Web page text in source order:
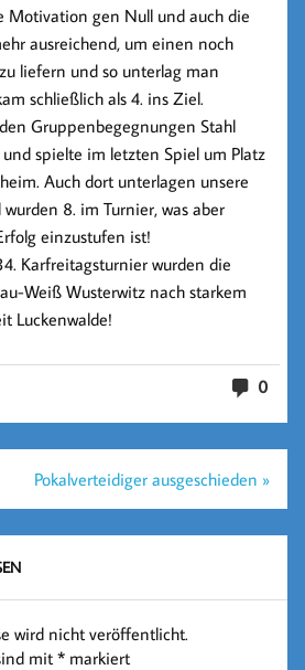
Motivation gen Null und auch die
ausreichend, um einen noch
liefern und so unterlag man
schließlich als 4. ins Ziel.
Gruppenbegegnungen Stahl
spielte im letzten Spiel um Platz
Auch dort unterlagen unsere
8. im Turnier, was aber
einzustufen ist!
Karfreitagsturnier wurden die
Weiß Wusterwitz nach starkem
Luckenwalde!
0
Pokalverteidiger ausgeschieden »
wird nicht veröffentlicht.
mit* markiert